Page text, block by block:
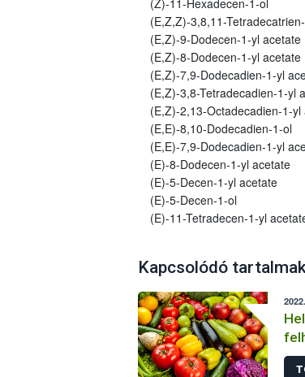
(E,Z,Z)-3,8,11-
(E,Z)-9-Dodecen-1-yl acetate
(E,Z)-8-Dodecen-1-yl acetate
(E,Z)-7,9-Dodecadien-1-yl
(E,Z)-3,8-Tetradecadien-1-yl
(E,Z)-2,13-Octadecadien-1-yl
(E,E)-8,10-Dodecadien-1-ol
(E,E)-7,9-Dodecadien-1-yl
(E)-8-Dodecen-1-yl acetate
(E)-5-Decen-1-yl acetate
(E)-5-Decen-1-ol
(E)-11-Tetradecen-1-yl
Kapcsolódó